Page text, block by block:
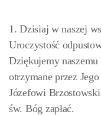
1. Dzisiaj w naszej
Uroczystość
Dziękujemy
otrzymane przez
Józefowi
św. Bóg zapłać.